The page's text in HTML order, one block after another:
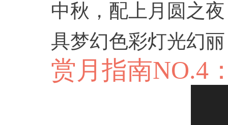
中秋，配上月圆之
具梦幻色彩灯光幻
赏月指南NO.4